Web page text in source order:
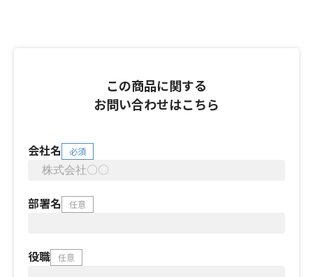
この商品に関する
お問い合わせはこちら
会社名 必須
部署名 任意
役職 任意